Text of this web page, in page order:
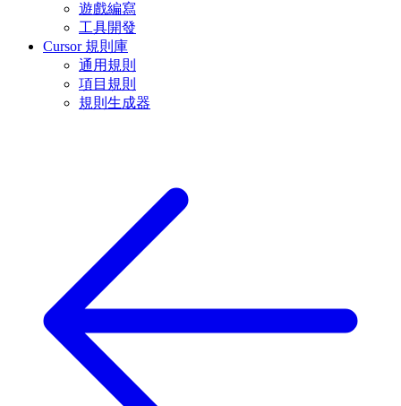
遊戲編寫
工具開發
Cursor 規則庫
通用規則
項目規則
規則生成器